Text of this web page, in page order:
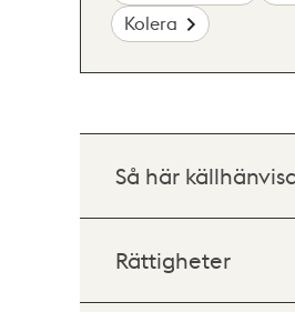
Kolera
Så här
Rättigheter